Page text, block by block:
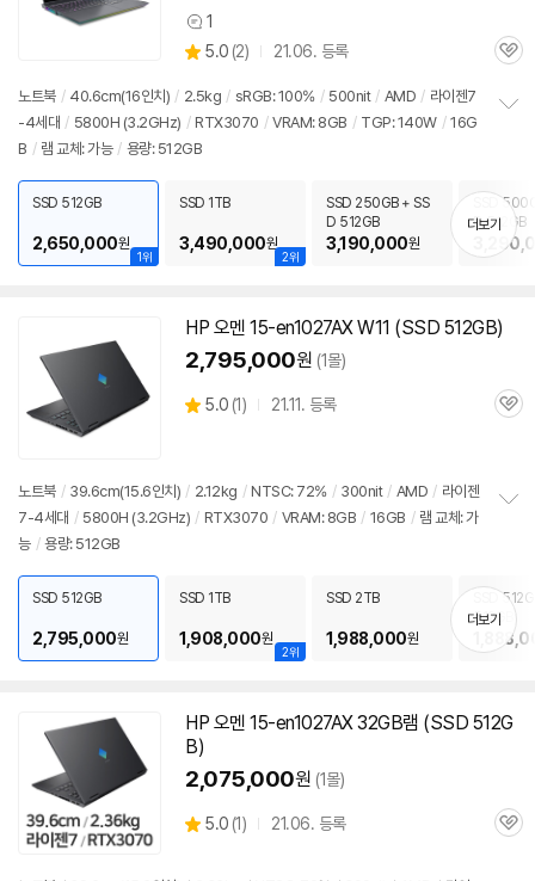
상
품
견
1
별
점
5.0 (상
리
뷰
2) 21.06. 등록
관
노트북 / 40.6cm(16인치) / 2.5kg / sRGB: 100% / 500nit / AMD / 라이젠7
-4세대 / 5800H (3.2GHz) / RTX3070 / VRAM: 8GB / TGP: 140W / 16G
B / 램 교체: 가능 / 용량: 512GB
치
기
1위
SSD 512GB
2,650,000원
2위
SSD 1TB
3,490,000원
SSD 250GB + SS
D 512GB
3,190,000원
SSD
D 512GB
더보기
HP 오멘 15-en1027AX W11 (SSD 512GB)
2,795,000원 (1몰)
별
5.0 (상
뷰
1) 21.11. 등록
관
노트북 / 39.6cm(15.6인치) / 2.12kg / NTSC: 72% / 300nit / AMD / 라이젠
7-4세대 / 5800H (3.2GHz) / RTX3070 / VRAM: 8GB / 16GB / 램 교체: 가
능 / 용량: 512GB
치
기
SSD 512GB
2,795,000원
2위
SSD 1TB
1,908,000원
SSD 2TB
1,988,000원
SSD
512GB
더보기
HP 오멘 15-en1027AX 32GB램 (SSD 512G
B)
2,075,000원 (1몰)
별
5.0 (상
1) 21.06. 등록
관